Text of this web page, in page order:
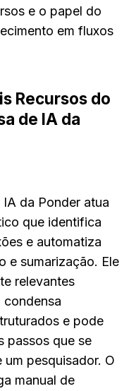
e o papel do
em fluxos
Recursos do
de IA da
da Ponder atua
que identifica
e automatiza
e sumarização. Ele
relevantes
condensa
e pode
passos que se
pesquisador. O
manual de